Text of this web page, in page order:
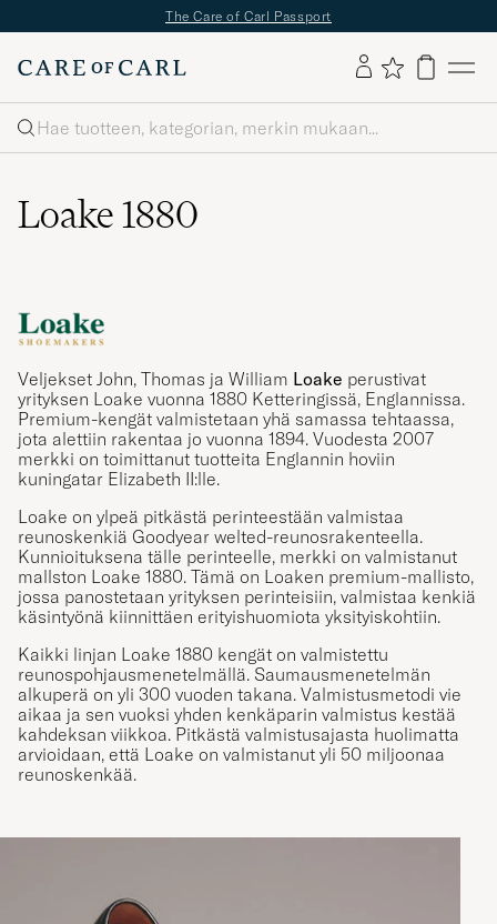
The Care of Carl Passport
Haku
Loake 1880
Veljekset John, Thomas ja William Loake perustivat
yrityksen Loake vuonna 1880 Ketteringissä, Englannissa.
Premium-kengät valmistetaan yhä samassa tehtaassa,
jota alettiin rakentaa jo vuonna 1894. Vuodesta 2007
merkki on toimittanut tuotteita Englannin hoviin
kuningatar Elizabeth II:lle.
Loake on ylpeä pitkästä perinteestään valmistaa
reunoskenkiä Goodyear welted-reunosrakenteella.
Kunnioituksena tälle perinteelle, merkki on valmistanut
mallston Loake 1880. Tämä on Loaken premium-mallisto,
jossa panostetaan yrityksen perinteisiin, valmistaa kenkiä
käsintyönä kiinnittäen erityishuomiota yksityiskohtiin.
Kaikki linjan Loake 1880 kengät on valmistettu
reunospohjausmenetelmällä. Saumausmenetelmän
alkuperä on yli 300 vuoden takana. Valmistusmetodi vie
aikaa ja sen vuoksi yhden kenkäparin valmistus kestää
kahdeksan viikkoa. Pitkästä valmistusajasta huolimatta
arvioidaan, että Loake on valmistanut yli 50 miljoonaa
reunoskenkää.